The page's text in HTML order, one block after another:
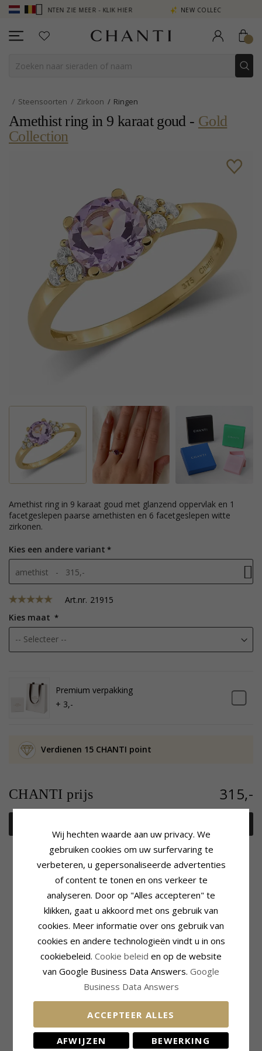
PUNTEN ZIE MEER - KLIK HIER NEW COLLECTION | AURA
Steensoorten Zirkoon Ringen
Amethist ring in 9 karaat goud - Gold
Collection
amethist ring in 9 karaat goud met glanzend oppervlak en 1
facetgeslepen paarse amethisten en 6 facetgeslepen witte
zirkonen.
Kies een andere variant
amethist - 315,-
Art.nr. 21915
Kies maat
Premium verpakking
+ 3,-
Verdienen 15 CHANTI point
CHANTI prijs 315,-
Amethist
Ring
Edelmetaal:9 Karaat Goud
Verzameling:
Gold Collection
Oppervlak: Glanzend
Aantal: 1
Slijpsel:Facetgeslepen
Kleur:Paarse
Steen:
Steen
Slijpsel: Facetgeslepen
Kleur:Witte
Steen:Zirkoon
Breedte Bovenkant:1,8 mm
Breedte Onderkant:1,3 mm
Wij hechten waarde aan uw privacy. We
gebruiken cookies om uw surfervaring te
verbeteren, u gepersonaliseerde advertenties
of content te tonen en ons verkeer te
analyseren. Door op "Alles accepteren" te
klikken, gaat u akkoord met ons gebruik van
cookies. Meer informatie over ons gebruik van
cookies en andere technologieën vindt u in ons
cookiebeleid. Cookie beleid en op de website
van Google Business Data Answers. Google
Business Data Answers
ACCEPTEER ALLES
AFWIJZEN BEWERKING